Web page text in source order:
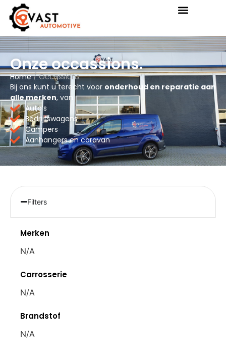
Onze occassions.
Home/ Occassions
Bij ons kunt u terecht voor onderhoud en reparatie aan
alle merken, van:
Auto’s
Bedrijfswagens
Campers
Aanhangers en caravan
Filters
Merken
N/A
Carrosserie
N/A
Brandstof
N/A